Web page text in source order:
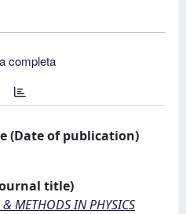
completa
(Date of publication)
title)
METHODS IN PHYSICS